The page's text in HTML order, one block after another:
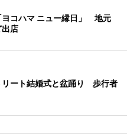
ヨコハマ ニュー縁日」 地元
出店
リート結婚式と盆踊り 歩行者